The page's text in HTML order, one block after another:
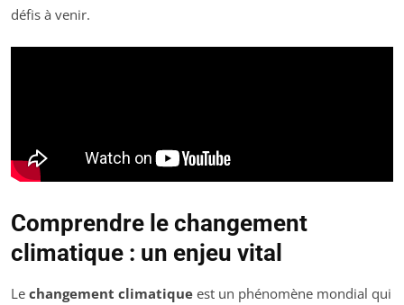
défis à venir.
Comprendre le changement
climatique : un enjeu vital
Le changement climatique est un phénomène mondial qui